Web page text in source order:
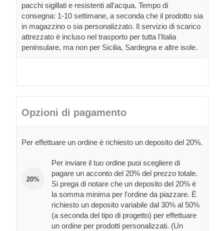
pacchi sigillati e resistenti all'acqua. Tempo di
consegna: 1-10 settimane, a seconda che il prodotto sia
in magazzino o sia personalizzato. Il servizio di scarico
attrezzato è incluso nel trasporto per tutta l'Italia
peninsulare, ma non per Sicilia, Sardegna e altre isole.
Opzioni di pagamento
Per effettuare un ordine è richiesto un deposito del 20%.
20%
Per inviare il tuo ordine puoi scegliere di
pagare un acconto del 20% del prezzo totale.
Si prega di notare che un deposito del 20% è
la somma minima per l'ordine da piazzare. È
richiesto un deposito variabile dal 30% al 50%
(a seconda del tipo di progetto) per effettuare
un ordine per prodotti personalizzati. (Un